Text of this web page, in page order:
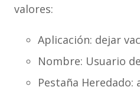
valores:
Aplicación: dejar
Nombre: Usuario
Pestaña Heredado: